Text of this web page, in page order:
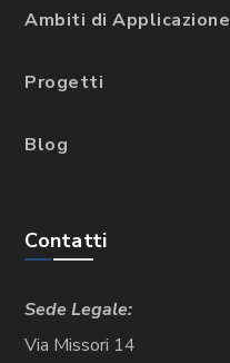
Ambiti di Applicazione
Progetti
Blog
Contatti
Sede Legale:
Via Missori 14